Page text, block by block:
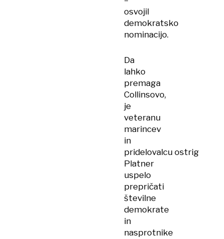
osvojil
demokratsko
nominacijo.
Da
lahko
premaga
Collinsovo,
je
veteranu
marincev
in
pridelovalcu ostrig
Platner
uspelo
prepričati
številne
demokrate
in
nasprotnike